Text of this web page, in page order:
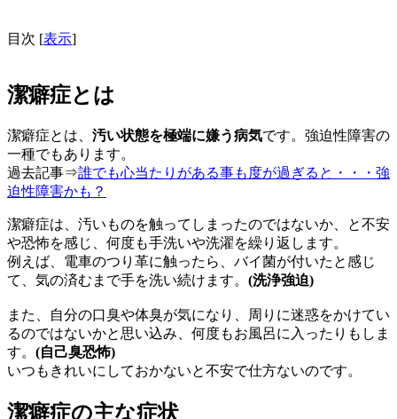
目次 [表示]
潔癖症とは
潔癖症とは、 汚い状態を極端に嫌う病気です。強迫性障害の
一種でもあります。
過去記事⇒誰でも心当たりがある事も度が過ぎると・・・強
迫性障害かも？
潔癖症は、汚いものを触ってしまったのではないか、と不安
や恐怖を感じ、何度も手洗いや洗濯を繰り返します。
例えば、電車のつり革に触ったら、バイ菌が付いたと感じ
て、気の済むまで手を洗い続けます。 (洗浄強迫)
また、自分の口臭や体臭が気になり、周りに迷惑をかけてい
るのではないかと思い込み、何度もお風呂に入ったりもしま
す。 (自己臭恐怖)
いつもきれいにしておかないと不安で仕方ないのです。
潔癖症の主な症状